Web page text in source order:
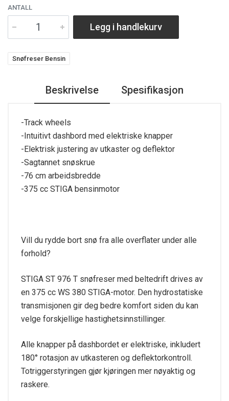
ANTALL
Legg i handlekurv
Snøfreser Bensin
Beskrivelse Spesifikasjon
-Track wheels
-Intuitivt dashbord med elektriske knapper
-Elektrisk justering av utkaster og deflektor
-Sagtannet snøskrue
-76 cm arbeidsbredde
-375 cc STIGA bensinmotor
Vill du rydde bort snø fra alle overflater under alle
forhold?
STIGA ST 976 T snøfreser med beltedrift drives av
en 375 cc WS 380 STIGA-motor. Den hydrostatiske
transmisjonen gir deg bedre komfort siden du kan
velge forskjellige hastighetsinnstillinger.
Alle knapper på dashbordet er elektriske, inkludert
180° rotasjon av utkasteren og deflektorkontroll.
Totriggerstyringen gjør kjøringen mer nøyaktig og
raskere.